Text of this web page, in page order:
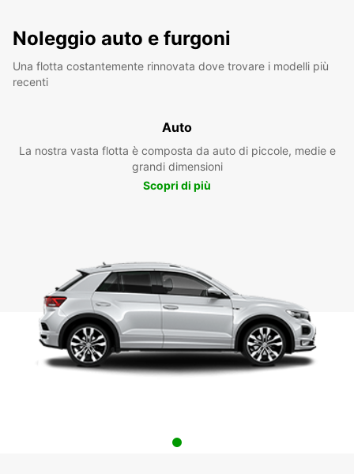
Noleggio auto e furgoni
Una flotta costantemente rinnovata dove trovare i modelli più
recenti
Auto
La nostra vasta flotta è composta da auto di piccole, medie e
grandi dimensioni
Scopri di più